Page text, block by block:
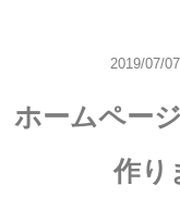
2019/07/07
ホームペー
作り